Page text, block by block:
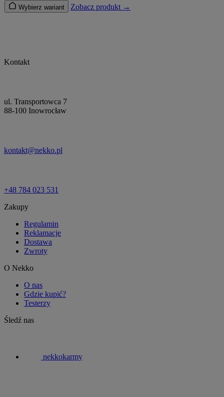
Wybierz wariant Zobacz produkt →
Kontakt
ul. Transportowca 7
88-100 Inowrocław
kontakt@nekko.pl
+48 784 023 531
Zakupy
Regulamin
Reklamacje
Dostawa
Zwroty
O Nekko
O nas
Gdzie kupić?
Testerzy
Śledź nas
nekkokarmy